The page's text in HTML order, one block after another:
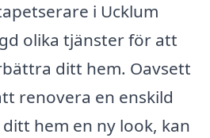
i Ucklum
olika tjänster för att
ditt hem. Oavsett
renovera en enskild
hem en ny look, kan